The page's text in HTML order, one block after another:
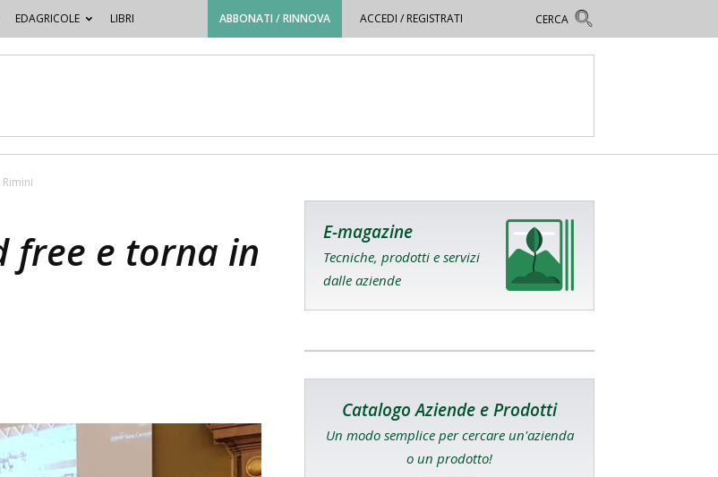
EDAGRICOLE LIBRI ABBONATI / RINNOVA ACCEDI / REGISTRATI
free e torna in
E-magazine
Tecniche, prodotti e servizi
dalle aziende
Catalogo Aziende e Prodotti
Un modo semplice per cercare un'azienda
o un prodotto!